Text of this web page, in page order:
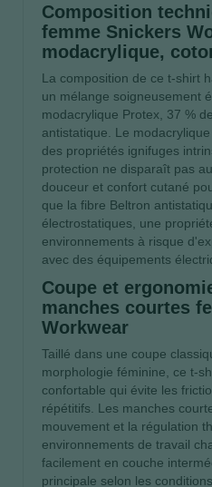
Composition
femme Snickers
modacrylique,
La composition de ce t-shirt
un mélange soigneusement
modacrylique Protex, 37 %
antistatique. Le
des propriétés ignifuges
protection ne disparaît pas
douceur et confort cutané
que la fibre Beltron
électrostatiques, une
environnements à risque
avec des équipements
Coupe et
manches courtes
Workwear
Taillé dans une coupe
morphologie féminine, ce t-
confortable qui évite les
répétitifs. Les manches
mouvement et la régulation
environnements de travail
facilement en couche
principale selon les